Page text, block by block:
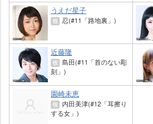
うえだ星子
役 忍(#11「路地裏」)
近藤隆
役 島田(#11「首のない彫
刻」)
園崎未恵
役
内田美津(#12「耳擦り
する女」)